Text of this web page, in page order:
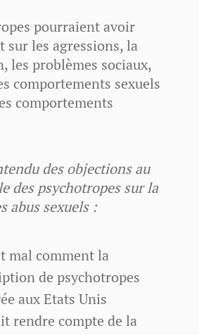
pourraient avoir
sur les agressions, la
les problèmes sociaux,
comportements sexuels
comportements
des objections au
des psychotropes sur la
abus sexuels :
mal comment la
de psychotropes
aux Etats Unis
rendre compte de la